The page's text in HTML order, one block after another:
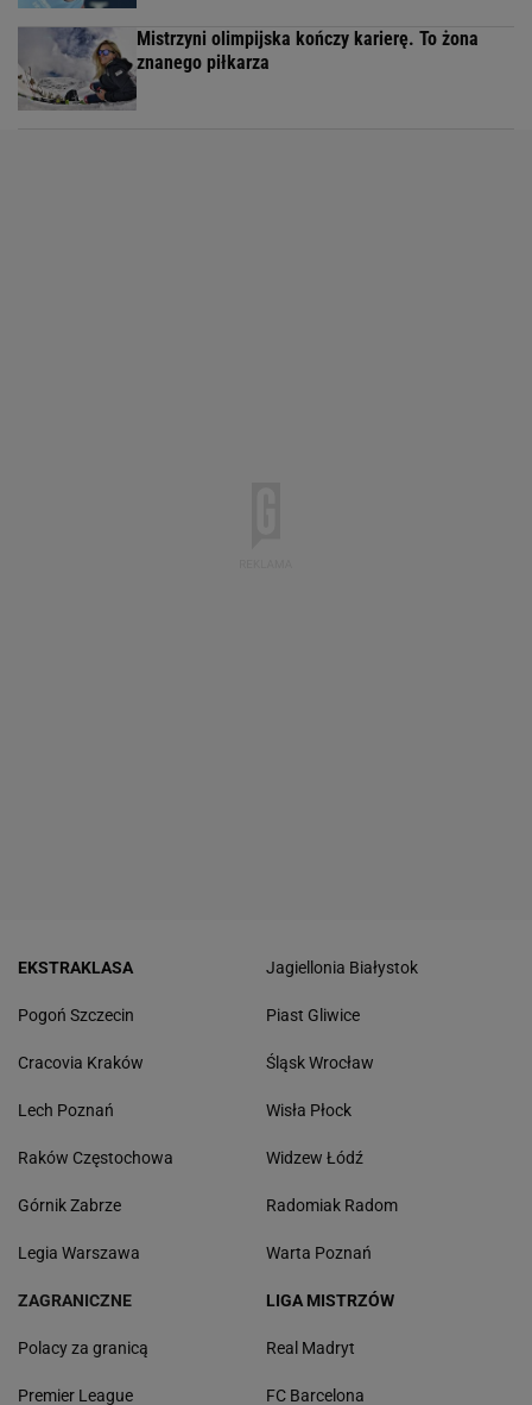
Mistrzyni olimpijska kończy karierę. To żona
znanego piłkarza
EKSTRAKLASA
Pogoń Szczecin
Cracovia Kraków
Lech Poznań
Raków Częstochowa
Górnik Zabrze
Legia Warszawa
Jagiellonia Białystok
Piast Gliwice
Śląsk Wrocław
Wisła Płock
Widzew Łódź
Radomiak Radom
Warta Poznań
ZAGRANICZNE
Polacy za granicą
Premier League
LIGA MISTRZÓW
Real Madryt
FC Barcelona